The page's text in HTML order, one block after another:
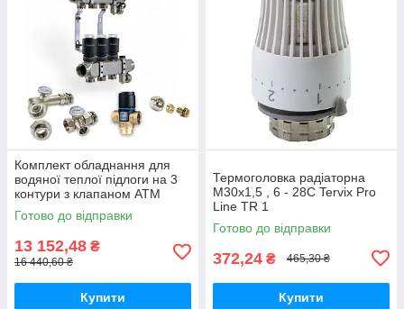
Комплект обладнання для
водяної теплої підлоги на 3
контури з клапаном ATM
Готово до відправки
13 152,48 ₴
16 440,60 ₴
Купити
Термоголовка радіаторна
М30х1,5 , 6 - 28С Tervix Pro
Line TR 1
Готово до відправки
372,24 ₴ 465,30 ₴
Купити